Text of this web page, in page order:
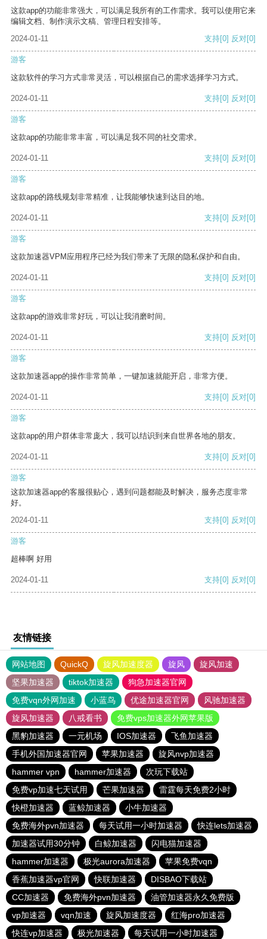
这款app的功能非常强大，可以满足我所有的工作需求。我可以使用它来
编辑文档、制作演示文稿、管理日程安排等。
2024-01-11
支持[0] 反对[0]
游客
这款软件的学习方式非常灵活，可以根据自己的需求选择学习方式。
2024-01-11 支持[0] 反对[0]
游客
这款app的功能非常丰富，可以满足我不同的社交需求。
2024-01-11 支持[0] 反对[0]
游客
这款app的路线规划非常精准，让我能够快速到达目的地。
2024-01-11 支持[0] 反对[0]
游客
这款加速器VPM应用程序已经为我们带来了无限的隐私保护和自由。
2024-01-11 支持[0] 反对[0]
游客
这款app的游戏非常好玩，可以让我消磨时间。
2024-01-11 支持[0] 反对[0]
游客
这款加速器app的操作非常简单，一键加速就能开启，非常方便。
2024-01-11 支持[0] 反对[0]
游客
这款app的用户群体非常庞大，我可以结识到来自世界各地的朋友。
2024-01-11 支持[0] 反对[0]
游客
这款加速器app的客服很贴心，遇到问题都能及时解决，服务态度非常
好。
2024-01-11
支持[0] 反对[0]
游客
超棒啊 好用
2024-01-11 支持[0] 反对[0]
友情链接
网站地图 QuickQ 旋风加速度器 旋风
旋风加速
坚果加速器
tiktok加速器
狗急加速器官网
免费vqn外网加速
小蓝鸟 优途加速器官网
风驰加速器
旋风加速器
八戒看书
免费vps加速器外网苹果版
黑豹加速器
一元机场 IOS加速器
飞鱼加速器
手机外国加速器官网
苹果加速器
旋风nvp加速器
hammer vpn
hammer加速器
次玩下载站
免费vp加速七天试用
芒果加速器
雷霆每天免费2小时
快橙加速器
蓝鲸加速器
小牛加速器
免费海外pvn加速器
每天试用一小时加速器
快连lets加速器
加速器试用30分钟
白鲸加速器
闪电猫加速器
hammer加速器
极光aurora加速器
苹果免费vqn
香蕉加速器vp官网
快联加速器
DISBAO下载站
CC加速器
免费海外pvn加速器
油管加速器永久免费版
vp加速器
vqn加速 旋风加速度器
红海pro加速器
快连vp加速器
极光加速器 每天试用一小时加速器